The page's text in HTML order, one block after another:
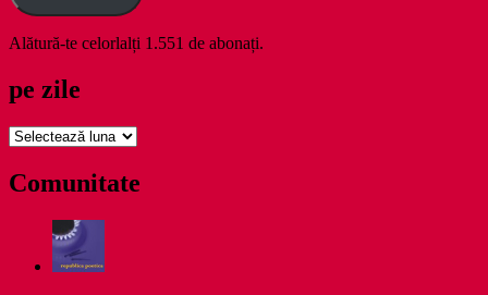
Alătură-te celorlalți 1.551 de abonați.
pe zile
pe
Comunitate